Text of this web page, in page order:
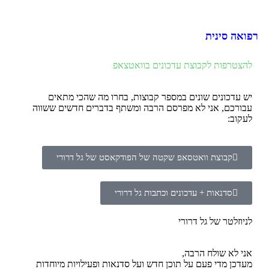
רפואה סינית
להצטרפות לקבוצת עדכונים בוואטצאפ
יש עדכונים שונים במספר קבוצות, בחרו מה שהכי מתאים
עבורכם, אני לא מפרסם הרבה ומשתף בדברים חדשים ששווה
לעקוב:
קבוצת וואטסאפ שקטה של הפודקאסט של גל דרורי
סדנאות + עדכונים וכתבות גל דרורי
לניוזלטר של גל דרורי
אני לא שולח הרבה,
מעדכן מדי פעם על תוכן חדש ועל סדנאות ופעילויות מיוחדות